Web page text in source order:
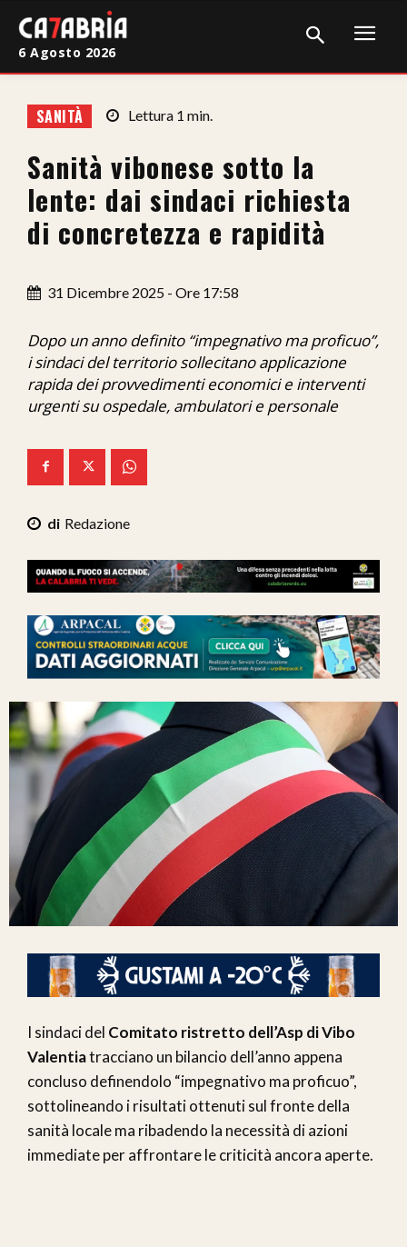
Cronaca
Giudiziaria
Politica
Attualità
Sanità
Economia
Ita-Mondo
C7 Play
6 Agosto 2026
SANITÀ Lettura 1 min.
Sanità vibonese sotto la
lente: dai sindaci richiesta
di concretezza e rapidità
31 Dicembre 2025 - Ore 17:58
Dopo un anno definito “impegnativo ma proficuo”,
i sindaci del territorio sollecitano applicazione
rapida dei provvedimenti economici e interventi
urgenti su ospedale, ambulatori e personale
Redazione
I sindaci del Comitato ristretto dell’Asp di Vibo
Valentiatracciano un bilancio dell’anno appena
concluso definendolo “impegnativo ma proficuo”,
sottolineando i risultati ottenuti sul fronte della
sanità locale ma ribadendo la necessità di azioni
immediate per affrontare le criticità ancora aperte.